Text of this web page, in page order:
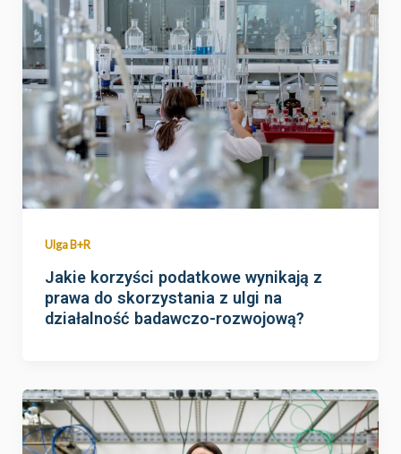
Ulga B+R
Jakie korzyści podatkowe wynikają z
prawa do skorzystania z ulgi na
działalność badawczo-rozwojową?